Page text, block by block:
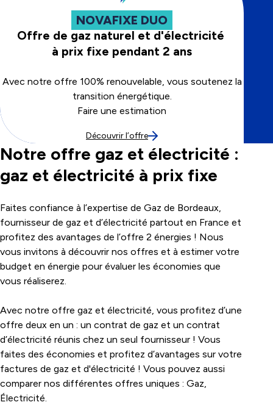
NOVAFIXE DUO
Offre de gaz naturel et d'électricité
à prix fixe pendant 2 ans
Avec notre offre 100% renouvelable, vous soutenez la
transition énergétique.
Faire une estimation
Découvrir l’offre
Notre offre gaz et électricité :
gaz et électricité à prix fixe
Faites confiance à l’expertise de Gaz de Bordeaux,
fournisseur de gaz et d’électricité partout en France et
profitez des avantages de l’offre 2 énergies ! Nous
vous invitons à découvrir nos offres et à estimer votre
budget en énergie pour évaluer les économies que
vous réaliserez.
Avec notre offre gaz et électricité, vous profitez d’une
offre deux en un : un contrat de gaz et un contrat
d’électricité réunis chez un seul fournisseur ! Vous
faites des économies et profitez d’avantages sur votre
factures de gaz et d'électricité ! Vous pouvez aussi
comparer nos différentes offres uniques : Gaz,
Électricité.